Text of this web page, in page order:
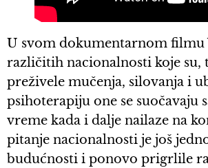
U svom dokumentarnom filmu
različitih nacionalnosti koje su,
preživele mučenja, silovanja i
psihoterapiju one se suočavaju
vreme kada i dalje nailaze na
pitanje nacionalnosti je još
budućnosti i ponovo prigrlile